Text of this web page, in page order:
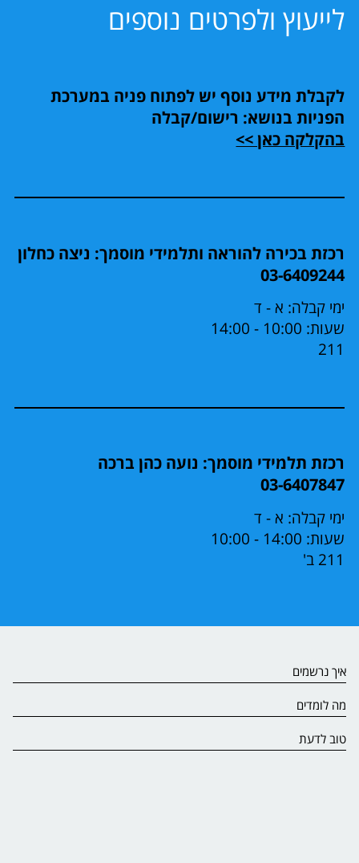
לייעוץ ולפרטים נוספים
לקבלת מידע נוסף יש לפתוח פניה במערכת
הפניות בנושא: רישום/קבלה
בהקלקה כאן >>
רכזת בכירה להוראה ותלמידי מוסמך: ניצה כחלון
03-6409244
ימי קבלה: א - ד
שעות: 10:00 - 14:00
211
רכזת תלמידי מוסמך: נועה כהן ברכה
03-6407847
ימי קבלה: א - ד
שעות: 14:00 - 10:00
211 ב'
איך נרשמים
מה לומדים
טוב לדעת